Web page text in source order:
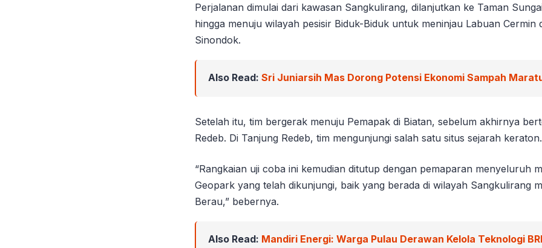
Perjalanan dimulai dari kawasan Sangkulirang, dilanjutkan ke Taman
hingga menuju wilayah pesisir Biduk-Biduk untuk meninjau Labuan Cermin
Sinondok.
Also Read: Sri Juniarsih Mas Dorong Potensi Ekonomi Sampah
Setelah itu, tim bergerak menuju Pemapak di Biatan, sebelum akhirnya
Redeb. Di Tanjung Redeb, tim mengunjungi salah satu situs sejarah keraton.
“Rangkaian uji coba ini kemudian ditutup dengan pemaparan menyeluruh
Geopark yang telah dikunjungi, baik yang berada di wilayah Sangkulirang
Berau,” bebernya.
Also Read: Mandiri Energi: Warga Pulau Derawan Kelola Teknologi